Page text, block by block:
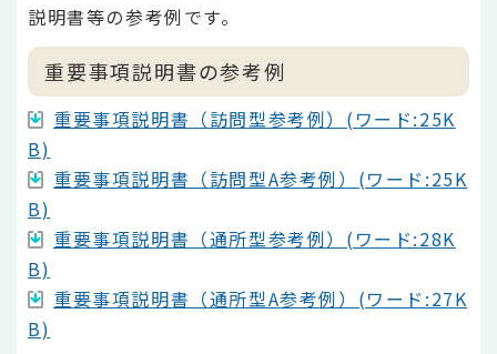
説明書等の参考例です。
重要事項説明書の参考例
重要事項説明書（訪問型参考例）(ワード:25K
B)
重要事項説明書（訪問型A参考例）(ワード:25K
B)
重要事項説明書（通所型参考例）(ワード:28K
B)
重要事項説明書（通所型A参考例）(ワード:27K
B)